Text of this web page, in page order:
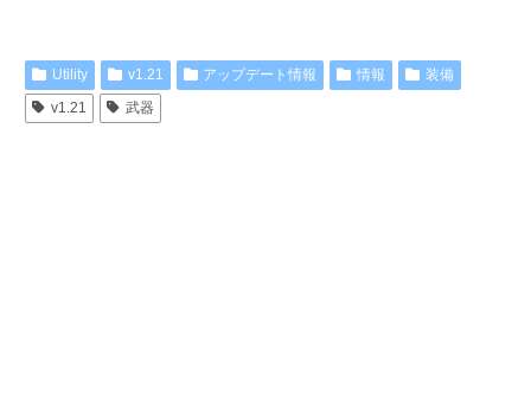
Utility v1.21 アップデート情報 情報
装備
v1.21
武器